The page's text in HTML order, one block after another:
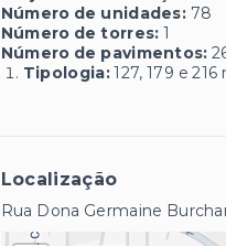
Número de unidades: 78
Número de torres: 1
Número de pavimentos:
Tipologia:127, 179 e
Localização
Rua Dona Germaine